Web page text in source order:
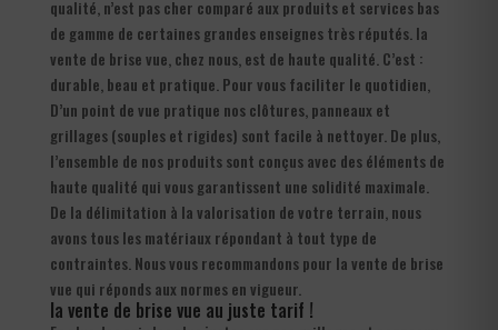
qualité, n’est pas cher comparé aux produits et services bas
de gamme de certaines grandes enseignes très réputés. la
vente de brise vue, chez nous, est de haute qualité. C’est :
durable, beau et pratique. Pour vous faciliter le quotidien,
D’un point de vue pratique nos clôtures, panneaux et
grillages (souples et rigides) sont facile à nettoyer. De plus,
l’ensemble de nos produits sont conçus avec des éléments de
haute qualité qui vous garantissent une solidité maximale.
De la délimitation à la valorisation de votre terrain, nous
avons tous les matériaux répondant à tout type de
contraintes. Nous vous recommandons pour la vente de brise
vue qui réponds aux normes en vigueur.
la vente de brise vue au juste tarif !